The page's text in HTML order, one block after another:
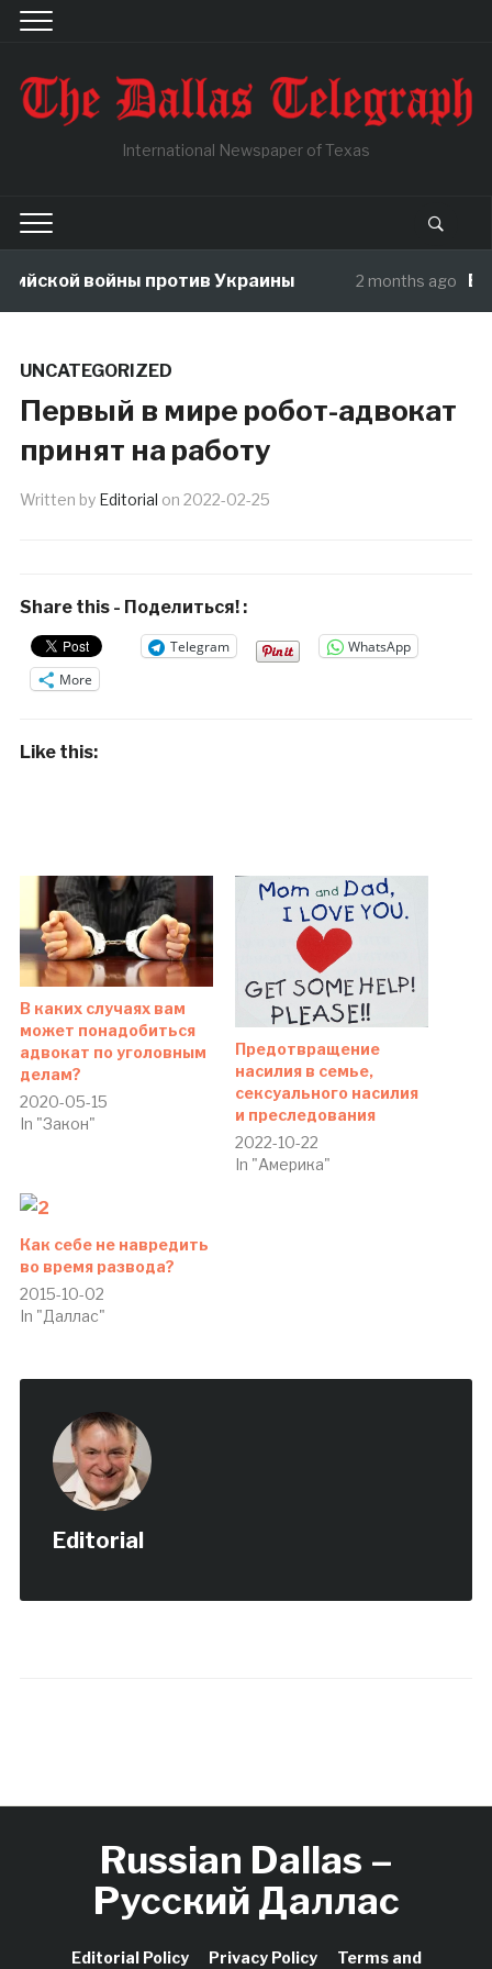
International Newspaper of Texas
войны против Украины 2 months ago В
UNCATEGORIZED
Первый в мире робот-адвокат
принят на работу
Written by Editorial on 2022-02-25
Share this - Поделиться! :
Telegram
WhatsApp
More
Like this:
В каких случаях вам
может понадобиться
адвокат по уголовным
делам?
2020-05-15
In "Закон"
Предотвращениe
насилия в семье,
сексуального насилия
и преследования
2022-10-22
In "Америка"
Как себе не навредить
во время развода?
2015-10-02
In "Даллас"
Editorial
Russian Dallas –
Русский Даллас
Editorial Policy Privacy Policy Terms and